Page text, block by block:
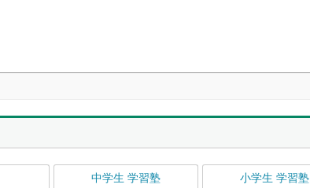
中学生 学習塾 小学生 学習塾